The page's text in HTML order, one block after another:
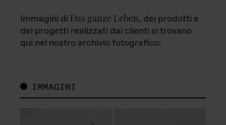
Immagini di Das ganze Leben, dei prodotti e
dei progetti realizzati dai clienti si trovano
qui nel nostro archivio fotografico:
IMMAGINI